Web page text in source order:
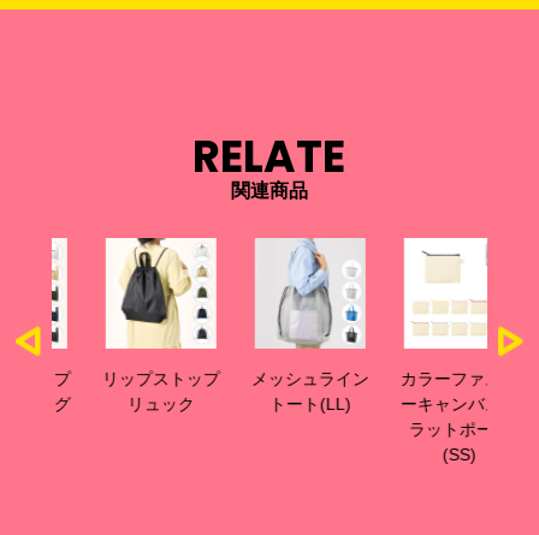
RELATE
関連商品
リップストップ
リュック
メッシュライン
トート(LL)
カラーファスナ
ーキャンバスフ
ラットポーチ